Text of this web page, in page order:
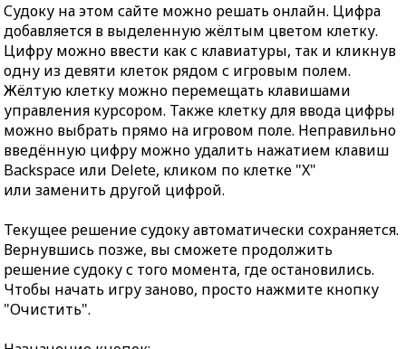
Судоку на этом сайте можно решать онлайн. Цифра
добавляется в выделенную жёлтым цветом клетку.
Цифру можно ввести как с клавиатуры, так и кликнув
одну из девяти клеток рядом с игровым полем.
Жёлтую клетку можно перемещать клавишами
управления курсором. Также клетку для ввода цифры
можно выбрать прямо на игровом поле. Неправильно
введённую цифру можно удалить нажатием клавиш
Backspace или Delete, кликом по клетке "X"
или заменить другой цифрой.
Текущее решение судоку автоматически сохраняется.
Вернувшись позже, вы сможете продолжить
решение судоку с того момента, где остановились.
Чтобы начать игру заново, просто нажмите кнопку
"Очистить".